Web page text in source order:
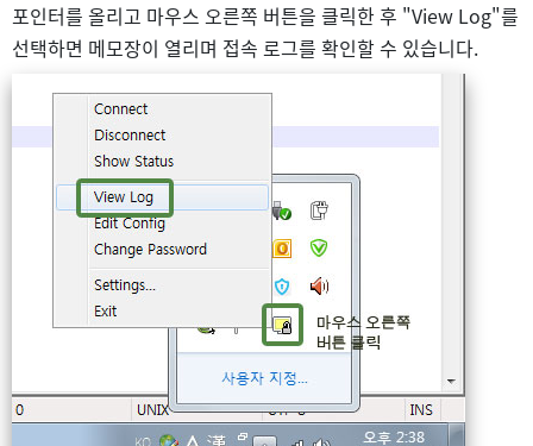
포인터를 올리고 마우스 오른쪽 버튼을 클릭한 후 "View Log"를
선택하면 메모장이 열리며 접속 로그를 확인할 수 있습니다.